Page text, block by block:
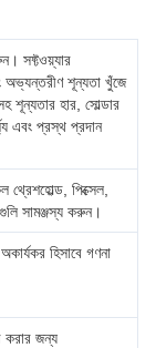
সফ্টওয়্যার
অভ্যন্তরীণ শূন্যতা খুঁজে
শূন্যতার হার, সোল্ডার
এবং প্রস্থ প্রদান
পিক্সেল,
সামঞ্জস্য করুন।
হিসাবে গণনা
করার জন্য